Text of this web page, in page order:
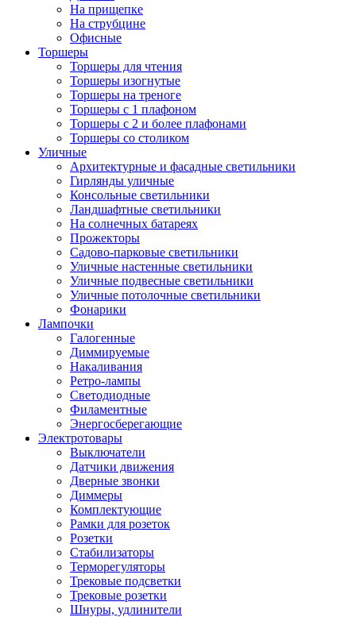
На прищепке
На струбцине
Офисные
Торшеры
Торшеры для чтения
Торшеры изогнутые
Торшеры на треноге
Торшеры с 1 плафоном
Торшеры с 2 и более плафонами
Торшеры со столиком
Уличные
Архитектурные и фасадные светильники
Гирлянды уличные
Консольные светильники
Ландшафтные светильники
На солнечных батареях
Прожекторы
Садово-парковые светильники
Уличные настенные светильники
Уличные подвесные светильники
Уличные потолочные светильники
Фонарики
Лампочки
Галогенные
Диммируемые
Накаливания
Ретро-лампы
Светодиодные
Филаментные
Энергосберегающие
Электротовары
Выключатели
Датчики движения
Дверные звонки
Диммеры
Комплектующие
Рамки для розеток
Розетки
Стабилизаторы
Терморегуляторы
Трековые подсветки
Трековые розетки
Шнуры, удлинители